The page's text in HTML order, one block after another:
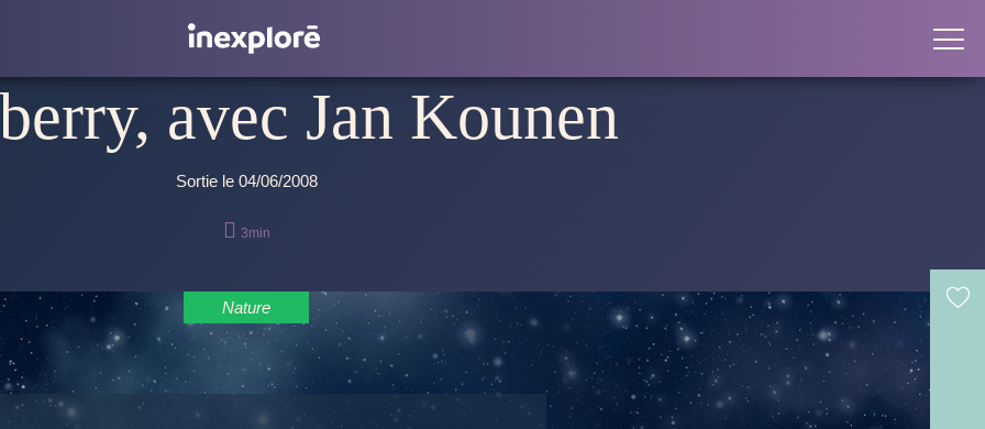
avec Jan Kounen
Sortie le 04/06/2008
 3min
Nature